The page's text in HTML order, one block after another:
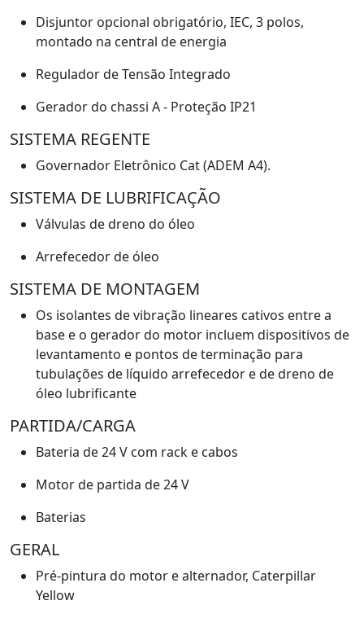
Disjuntor opcional obrigatório, IEC, 3 polos,
montado na central de energia
Regulador de Tensão Integrado
Gerador do chassi A - Proteção IP21
SISTEMA REGENTE
Governador Eletrônico Cat (ADEM A4).
SISTEMA DE LUBRIFICAÇÃO
Válvulas de dreno do óleo
Arrefecedor de óleo
SISTEMA DE MONTAGEM
Os isolantes de vibração lineares cativos entre a
base e o gerador do motor incluem dispositivos de
levantamento e pontos de terminação para
tubulações de líquido arrefecedor e de dreno de
óleo lubrificante
PARTIDA/CARGA
Bateria de 24 V com rack e cabos
Motor de partida de 24 V
Baterias
GERAL
Pré-pintura do motor e alternador, Caterpillar
Yellow